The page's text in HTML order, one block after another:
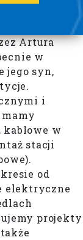
Artura
w
jego syn,
i
w
stacji
od
elektryczne
projekty